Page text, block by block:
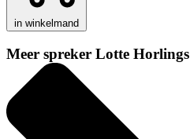
in winkelmand
Meer spreker Lotte Horlings